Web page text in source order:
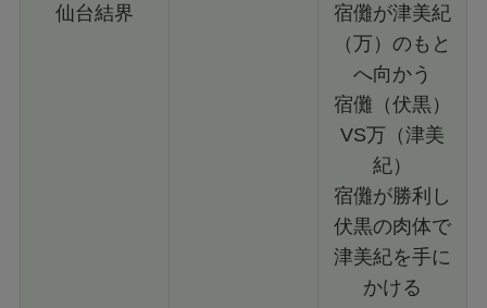
仙台結界
宿儺が津美紀
（万）のもと
へ向かう
宿儺（伏黒）
VS万（津美
紀）
宿儺が勝利し
伏黒の肉体で
津美紀を手に
かける